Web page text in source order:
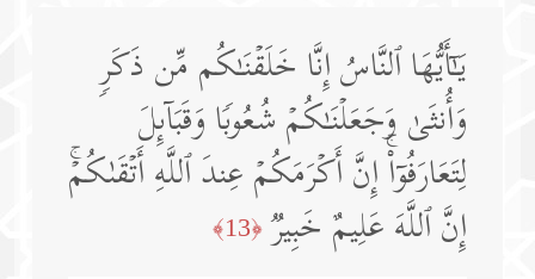
یَـٰۤأَیُّهَا ٱلنَّاسُ إِنَّا خَلَقۡنَـٰكُم مِّن ذَكَرࣲ
وَأُنثَىٰ وَجَعَلۡنَـٰكُمۡ شُعُوبࣰا وَقَبَاۤىِٕلَ
لِتَعَارَفُوۤا۟ۚ إِنَّ أَكۡرَمَكُمۡ عِندَ ٱللَّهِ أَتۡقَىٰكُمۡۚ
إِنَّ ٱللَّهَ عَلِیمٌ خَبِیرࣱ ﴿13﴾